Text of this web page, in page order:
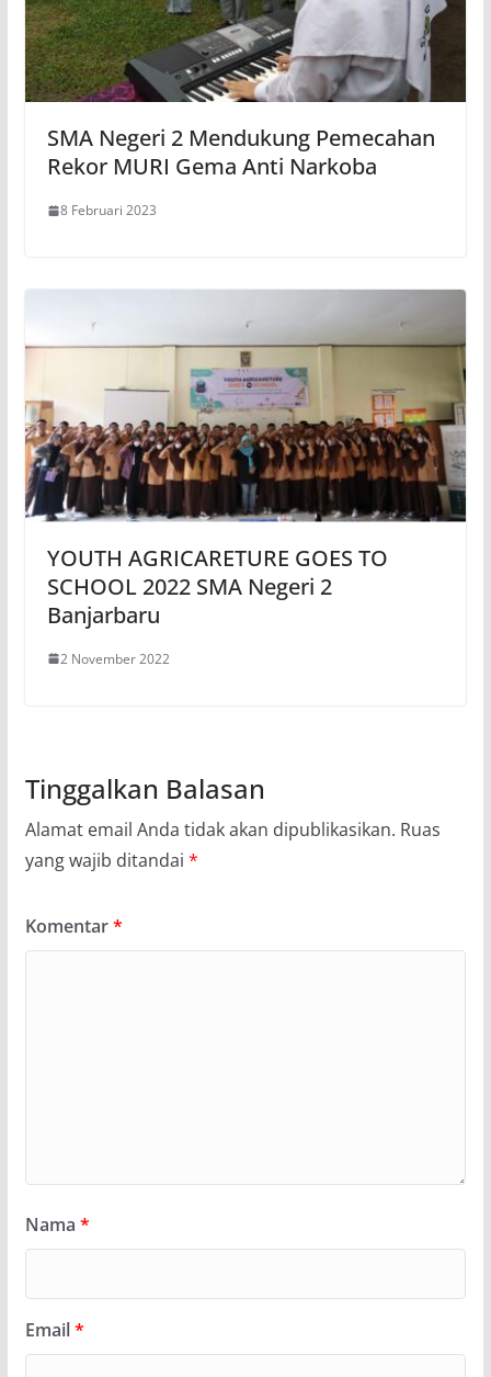
SMA Negeri 2 Mendukung Pemecahan
Rekor MURI Gema Anti Narkoba
8 Februari 2023
YOUTH AGRICARETURE GOES TO
SCHOOL 2022 SMA Negeri 2
Banjarbaru
2 November 2022
Tinggalkan Balasan
Alamat email Anda tidak akan dipublikasikan. Ruas
yang wajib ditandai *
Komentar*
Nama *
Email*